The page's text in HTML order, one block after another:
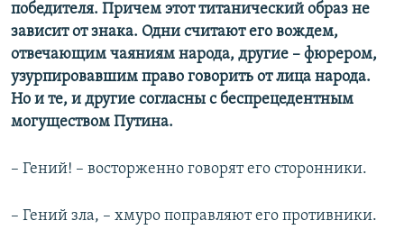
победителя. Причем этот титанический образ не
зависит от знака. Одни считают его вождем,
отвечающим чаяниям народа, другие – фюрером,
узурпировавшим право говорить от лица народа.
Но и те, и другие согласны с беспрецедентным
могуществом Путина.
– Гений! – восторженно говорят его сторонники.
– Гений зла, – хмуро поправляют его противники.